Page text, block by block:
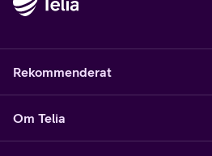
Rekommenderat
Om Telia